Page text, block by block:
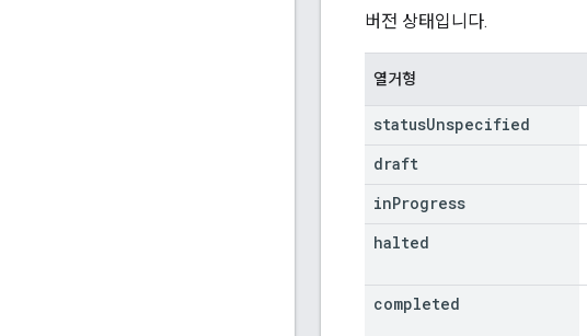
버전 상태입니다.
열거형
statusUnspecified
draft
inProgress
halted
completed